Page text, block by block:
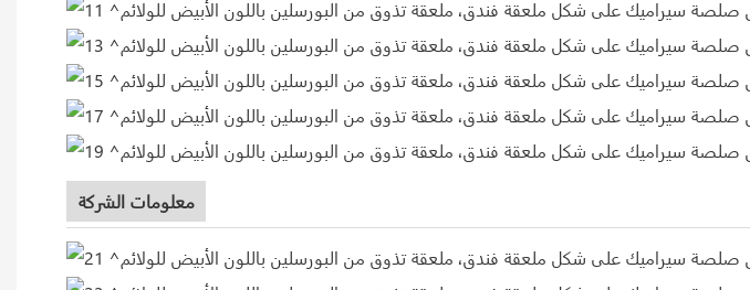
معلومات الشركة